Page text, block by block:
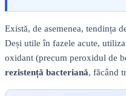
Există, de asemenea, tendința
Deși utile în fazele acute,
oxidant (precum peroxidul de
rezistență bacteriană, făcând